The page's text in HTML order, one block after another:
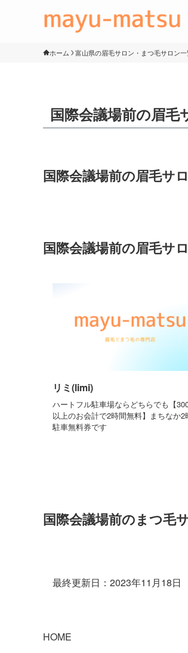
ホーム 富山県の眉毛サロン・まつ毛サロン
国際会議場前の眉
国際会議場前の眉毛サ
国際会議場前の眉毛サ
リミ(limi)
ハートフル駐車場ならどちらでも【
以上のお会計で2時間無料】まちなか2
駐車無料券です
国際会議場前のまつ毛
最終更新日：2023年11月18日
HOME